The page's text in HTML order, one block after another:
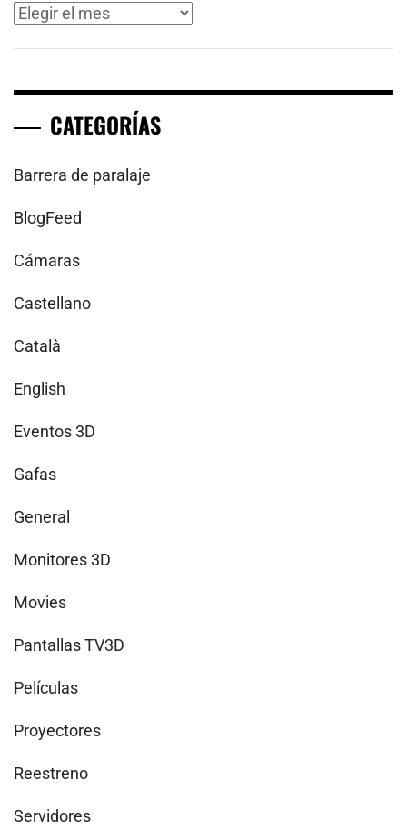
Archivos
CATEGORÍAS
Barrera de paralaje
BlogFeed
Cámaras
Castellano
Català
English
Eventos 3D
Gafas
General
Monitores 3D
Movies
Pantallas TV3D
Películas
Proyectores
Reestreno
Servidores